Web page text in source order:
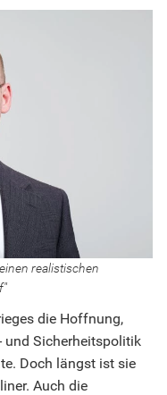
realistischen
die Hoffnung,
und Sicherheitspolitik
Doch längst ist sie
Auch die